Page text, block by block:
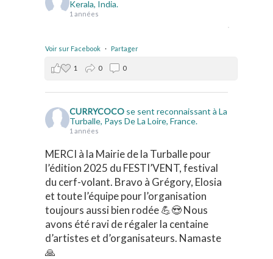
Kerala, India.
1 années
Voir sur Facebook · Partager
1 0 0
CURRYCOCO se sent reconnaissant à La
Turballe, Pays De La Loire, France.
1 années
MERCI à la Mairie de la Turballe pour
l’édition 2025 du FESTI’VENT, festival
du cerf-volant. Bravo à Grégory, Elosia
et toute l’équipe pour l’organisation
toujours aussi bien rodée 💪😍 Nous
avons été ravi de régaler la centaine
d’artistes et d’organisateurs. Namaste
🙏